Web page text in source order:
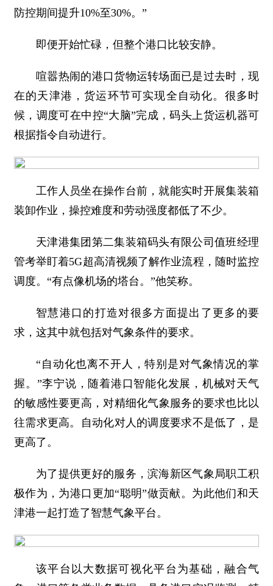
防控期间提升10%至30%。”
即便开始忙碌，但整个港口比较安静。
喧嚣热闹的港口货物运转场面已是过去时，现
在的天津港，货运环节可实现全自动化。很多时
候，调度可在中控“大脑”完成，码头上货运机器可
根据指令自动进行。
工作人员坐在操作台前，就能实时开展集装箱
装卸作业，操控难度和劳动强度都低了不少。
天津港集团第二集装箱码头有限公司值班经理
管考举盯着5G超高清视频了解作业流程，随时监控
调度。“有点像机场的塔台。”他笑称。
智慧港口的打造对很多方面提出了更多的要
求，这其中就包括对气象条件的要求。
“自动化也离不开人，特别是对气象情况的掌
握。”李宁说，随着港口智能化发展，机械对天气
的敏感性要更高，对精细化气象服务的要求也比以
往需求更高。自动化对人的调度要求不是低了，是
更高了。
为了提供更好的服务，滨海新区气象局职工积
极作为，为港口更加“聪明”做贡献。为此他们和天
津港一起打造了智慧气象平台。
该平台以大数据可视化平台为基础，融合气